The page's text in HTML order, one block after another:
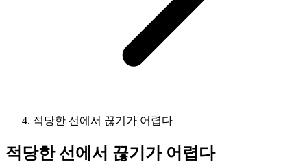
적당한 선에서 끊기가 어렵다
적당한 선에서 끊기가 어렵다